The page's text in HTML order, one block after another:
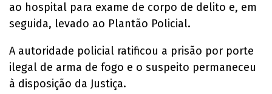
ao hospital para exame de corpo de delito e, em
seguida, levado ao Plantão Policial.
A autoridade policial ratificou a prisão por porte
ilegal de arma de fogo e o suspeito permaneceu
à disposição da Justiça.